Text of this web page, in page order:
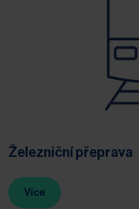
Železniční přeprava
Více